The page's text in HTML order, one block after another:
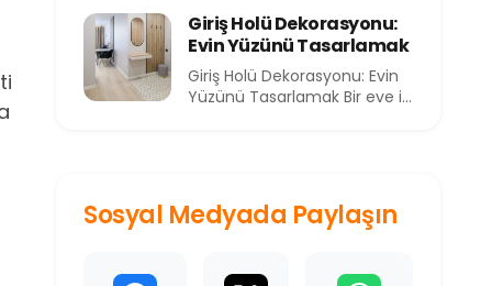
Giriş Holü Dekorasyonu:
Evin Yüzünü Tasarlamak
Giriş Holü Dekorasyonu: Evin
Yüzünü Tasarlamak Bir eve ilk
Sosyal Medyada Paylaşın